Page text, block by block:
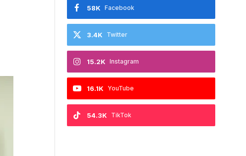
Facebook
58K
Twitter
3.4K
Instagram
15.2K
YouTube
16.1K
TikTok
54.3K